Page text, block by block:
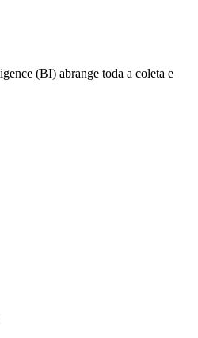
(BI) abrange toda a coleta e